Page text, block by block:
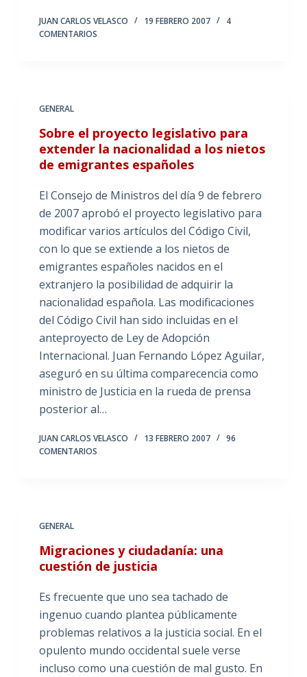
JUAN CARLOS VELASCO 19 FEBRERO 2007
4
COMENTARIOS
GENERAL
Sobre el proyecto legislativo para
extender la nacionalidad a los nietos
de emigrantes españoles
El Consejo de Ministros del día 9 de febrero
de 2007 aprobó el proyecto legislativo para
modificar varios artículos del Código Civil,
con lo que se extiende a los nietos de
emigrantes españoles nacidos en el
extranjero la posibilidad de adquirir la
nacionalidad española. Las modificaciones
del Código Civil han sido incluidas en el
anteproyecto de Ley de Adopción
Internacional. Juan Fernando López Aguilar,
aseguró en su última comparecencia como
ministro de Justicia en la rueda de prensa
posterior al…
JUAN CARLOS VELASCO 13 FEBRERO 2007
96
COMENTARIOS
GENERAL
Migraciones y ciudadanía: una
cuestión de justicia
Es frecuente que uno sea tachado de
ingenuo cuando plantea públicamente
problemas relativos a la justicia social. En el
opulento mundo occidental suele verse
incluso como una cuestión de mal gusto. En